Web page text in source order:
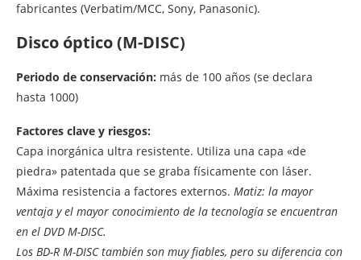
fabricantes (Verbatim/MCC, Sony, Panasonic).
Disco óptico (M-DISC)
Periodo de conservación: más de 100 años (se declara
hasta 1000)
Factores clave y riesgos:
Capa inorgánica ultra resistente. Utiliza una capa «de
piedra» patentada que se graba físicamente con láser.
Máxima resistencia a factores externos. Matiz: la mayor
ventaja y el mayor conocimiento de la tecnología se encuentran
en el DVD M-DISC.
Los BD-R M-DISC también son muy fiables, pero su diferencia con